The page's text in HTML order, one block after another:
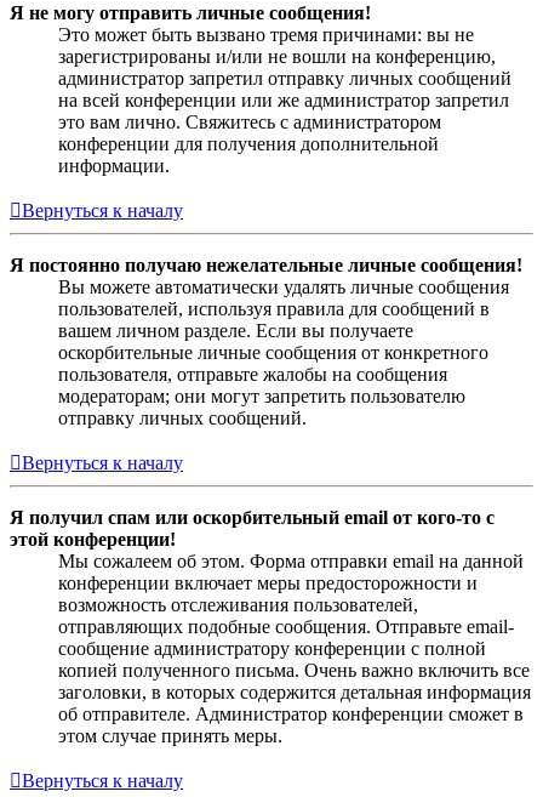
Я не могу отправить личные сообщения!
Это может быть вызвано тремя причинами: вы не
зарегистрированы и/или не вошли на конференцию,
администратор запретил отправку личных сообщений
на всей конференции или же администратор запретил
это вам лично. Свяжитесь с администратором
конференции для получения дополнительной
информации.
Вернуться к началу
Я постоянно получаю нежелательные личные сообщения!
Вы можете автоматически удалять личные сообщения
пользователей, используя правила для сообщений в
вашем личном разделе. Если вы получаете
оскорбительные личные сообщения от конкретного
пользователя, отправьте жалобы на сообщения
модераторам; они могут запретить пользователю
отправку личных сообщений.
Вернуться к началу
Я получил спам или оскорбительный email от кого-то с
этой конференции!
Мы сожалеем об этом. Форма отправки email на данной
конференции включает меры предосторожности и
возможность отслеживания пользователей,
отправляющих подобные сообщения. Отправьте email-
сообщение администратору конференции с полной
копией полученного письма. Очень важно включить все
заголовки, в которых содержится детальная информация
об отправителе. Администратор конференции сможет в
этом случае принять меры.
Вернуться к началу